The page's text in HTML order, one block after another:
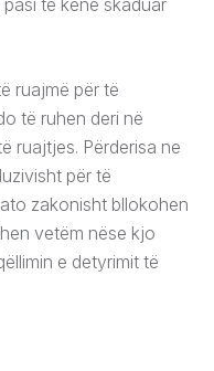
të kenë skaduar
ruajmë për të
të ruhen deri në
ruajtjes. Përderisa ne
për të
zakonisht bllokohen
vetëm nëse kjo
e detyrimit të